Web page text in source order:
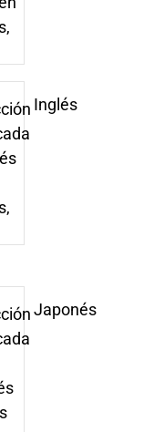
Inglés
Japonés